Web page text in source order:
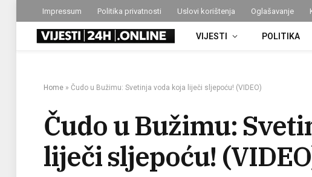
Impressum Politika privatnosti Uslovi korištenja Oglašavanje
VIJESTI POLITIKA
Home » Čudo u Bužimu: Svetinja voda koja liječi sljepoću! (VIDEO)
Čudo u Bužimu:
liječi sljepoću!